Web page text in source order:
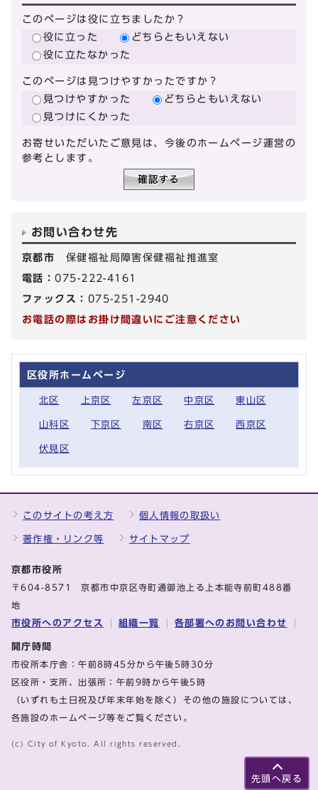
このページは役に立ちましたか？
役に立った
どちらともいえない
役に立たなかった
このページは見つけやすかったですか？
見つけやすかった
どちらともいえない
見つけにくかった
お寄せいただいたご意見は、今後のホームページ運営の
参考とします。
お問い合わせ先
京都市 保健福祉局障害保健福祉推進室
電話：075-222-4161
ファックス： 075-251-2940
お電話の際はお掛け間違いにご注意ください
区役所ホームページ
北区 上京区 左京区 中京区 東山区
山科区 下京区 南区 右京区 西京区
伏見区
先頭へ戻る
このサイトの考え方 個人情報の取扱い
著作権・リンク等 サイトマップ
京都市役所
〒604-8571 京都市中京区寺町通御池上る上本能寺前町488番
地
市役所へのアクセス 組織一覧 各部署へのお問い合わせ
開庁時間
市役所本庁舎：午前8時45分から午後5時30分
区役所・支所、出張所：午前9時から午後5時
（いずれも土日祝及び年末年始を除く）その他の施設については、
各施設のホームページ等をご覧ください。
(c) City of Kyoto. All rights reserved.